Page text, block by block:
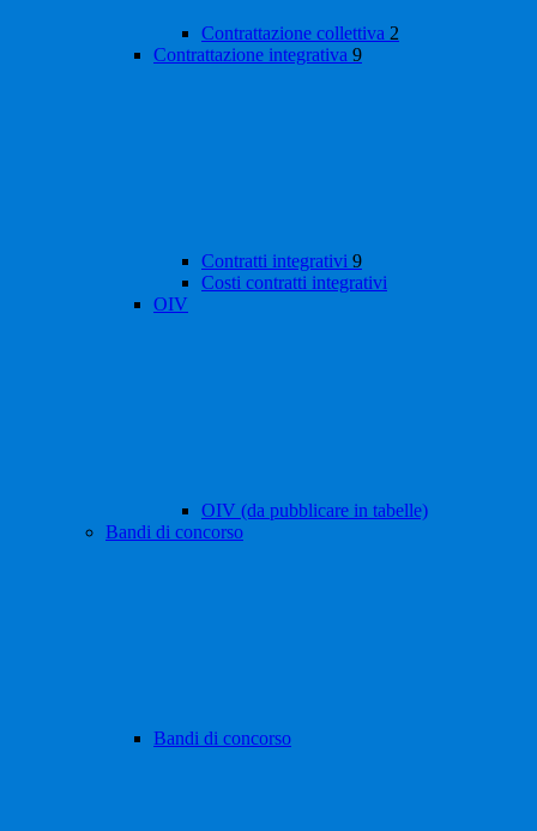
Contrattazione collettiva 2
Contrattazione integrativa 9
Contratti integrativi 9
Costi contratti integrativi
OIV
OIV (da pubblicare in tabelle)
Bandi di concorso
Bandi di concorso